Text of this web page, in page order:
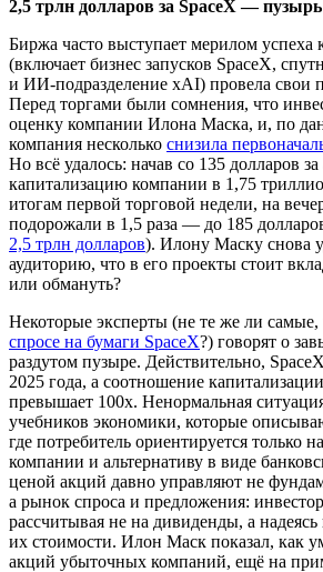
2,5 трлн долларов за SpaceX —
Биржа часто выступает мерилом успеха
(включает бизнес запусков SpaceX,
и ИИ-подразделение xAI) провела свои
Перед торгами были сомнения, что
оценку компании Илона Маска, и, по
компания несколько снизила
Но всё удалось: начав со 135 долларов
капитализацию компании в 1,75
итогам первой торговой недели, на
подорожали в 1,5 раза — до 185
2,5 трлн долларов). Илону Маску снова
аудиторию, что в его проекты стоит
или обмануть?
Некоторые эксперты (не те же ли самые,
спросе на бумаги SpaceX?) говорят о
раздутом пузыре. Действительно,
2025 года, а соотношение
превышает 100х. Ненормальная
учебников экономики, которые
где потребитель ориентируется только
компании и альтернативу в виде
ценой акций давно управляют не
а рынок спроса и предложения:
рассчитывая не на дивиденды, а
их стоимости. Илон Маск показал, как
акций убыточных компаний, ещё на